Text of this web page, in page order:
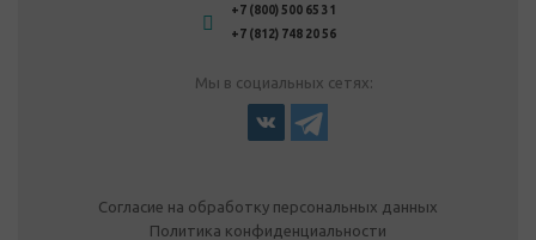
+7 (800) 500 65 31
+7 (812) 748 20 56
Мы в социальных сетях:
Согласие на обработку персональных данных
Политика конфиденциальности